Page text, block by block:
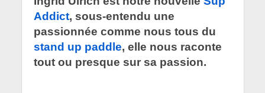
Addict, sous-entendu une
passionnée comme nous tous du
stand up paddle, elle nous raconte
tout ou presque sur sa passion.